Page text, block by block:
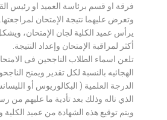
فرقة او قسم برئاسة العميد او رئيس
وتعرض عليهما نتيجة الإمتحان لمراجعتها.
يرأس عميد الكلية لجان الإمتحان،
أكثر لمراقبة الإمتحان وإعداد النتيجة.
تلعن اسماء الطلاب الناجحين فى
الهجائيه بالنسبة لكل تقدير ويمنح
الدرجة العلمية ( البكالوريوس أو
الذي ناله وذلك بعد تأدية ما عليهم من
ويتم توقيع هذه الشهادة من عميد الكلية